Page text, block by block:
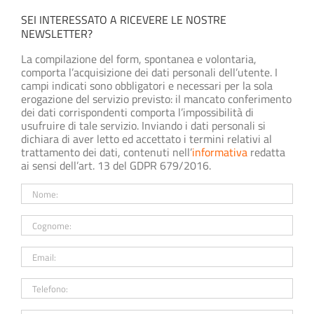
SEI INTERESSATO A RICEVERE LE NOSTRE
NEWSLETTER?
La compilazione del form, spontanea e volontaria,
comporta l’acquisizione dei dati personali dell’utente. I
campi indicati sono obbligatori e necessari per la sola
erogazione del servizio previsto: il mancato conferimento
dei dati corrispondenti comporta l’impossibilità di
usufruire di tale servizio. Inviando i dati personali si
dichiara di aver letto ed accettato i termini relativi al
trattamento dei dati, contenuti nell’informativa redatta
ai sensi dell’art. 13 del GDPR 679/2016.